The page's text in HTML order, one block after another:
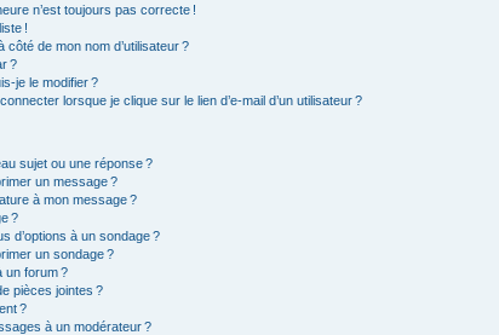
n’est toujours pas correcte !
!
de mon nom d’utilisateur ?
?
je le modifier ?
lorsque je clique sur le lien d’e-mail d’un utilisateur ?
sujet ou une réponse ?
un message ?
à mon message ?
?
d’options à un sondage ?
un sondage ?
un forum ?
pièces jointes ?
?
à un modérateur ?